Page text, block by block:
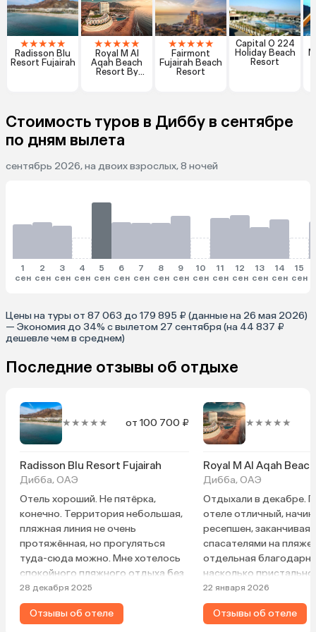
★★★★★
Radisson Blu
Resort Fujairah
★★★★★
Royal M Al
Aqah Beach
Resort By
★★★★★
Fairmont
Fujairah Beach
Resort
Capital O 224
Holiday Beach
Resort
Стоимость туров в Диббу в сентябре
по дням вылета
сентябрь 2026, на двоих взрослых, 8 ночей
1
сен
2
сен
3
сен
4
сен
5
сен
6
сен
7
сен
8
сен
9
сен
10
сен
11
сен
12
сен
13
сен
14
сен
15
сен
Цены на туры от 87 063 до 179 895 ₽ (данные на 26 мая 2026)
— Экономия до 34% с вылетом 27 сентября (на 44 837 ₽
дешевле чем в среднем)
Последние отзывы об отдыхе
★★★★★ от 100 700 ₽
Radisson Blu Resort Fujairah
Дибба, ОАЭ
Отель хороший. Не пятёрка,
конечно. Территория небольшая,
пляжная линия не очень
протяжённая, но прогуляться
туда-сюда можно. Мне хотелось
спокойного пляжного отдыха без
суеты. Для этого отель подходит,
находится далеко от Дубая. Море
чистейшее, пляж песочек. Берите
28 декабря 2025
Отзывы об отеле
★★★★★
Дибба, ОАЭ
Отдыхали в декабре.
отеле отличный,
ресепшен, заканчивая
спасателями на
отдельная
насколько
за купающимися
за малышами в
Питание хорошее.
22 января 2026
Отзывы об отеле